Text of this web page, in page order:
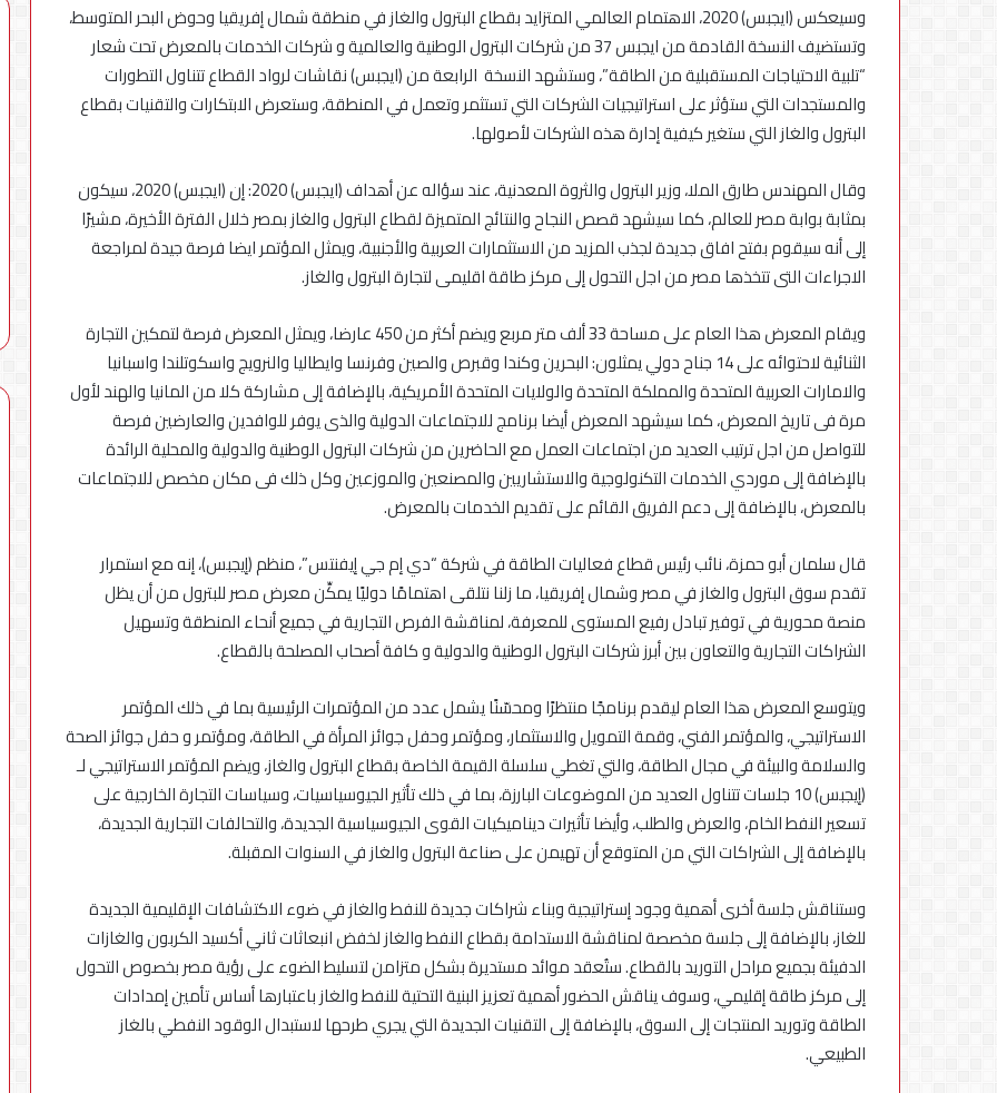
وسيعكس (ايجبس) 2020، الاهتمام العالمي المتزايد بقطاع البترول والغاز في منطقة شمال إفريقيا وحوض البحر المتوسط،
وتستضيف النسخة القادمة من ايجبس 37 من شركات البترول الوطنية والعالمية و شركات الخدمات بالمعرض تحت شعار
“تلبية الاحتياجات المستقبلية من الطاقة”، وستشهد النسخة الرابعة من (ايجبس) نقاشات لرواد القطاع تتناول التطورات
والمستجدات التي ستؤثر على استراتيجيات الشركات التي تستثمر وتعمل في المنطقة، وستعرض الابتكارات والتقنيات بقطاع
البترول والغاز التي ستغير كيفية إدارة هذه الشركات لأصولها.
وقال المهندس طارق الملا، وزير البترول والثروة المعدنية، عند سؤاله عن أهداف (ايجبس) 2020: إن (ايجبس) 2020، سيكون
بمثابة بوابة مصر للعالم، كما سيشهد قصص النجاح والنتائج المتميزة لقطاع البترول والغاز بمصر خلال الفترة الأخيرة، مشيرًا
إلى أنه سيقوم بفتح افاق جديدة لجذب المزيد من الاستثمارات العربية والأجنبية، ويمثل المؤتمر ايضا فرصة جيدة لمراجعة
الاجراءات التى تتخذها مصر من اجل التحول إلى مركز طاقة اقليمى لتجارة البترول والغاز.
ويقام المعرض هذا العام على مساحة 33 ألف متر مربع ويضم أكثر من 450 عارضا، ويمثل المعرض فرصة لتمكين التجارة
الثنائية لاحتوائه على 14 جناح دولي يمثلون: البحرين وكندا وقبرص والصين وفرنسا وايطاليا والنرويج واسكوتلندا واسبانيا
والامارات العربية المتحدة والمملكة المتحدة والولايات المتحدة الأمريكية، بالإضافة إلى مشاركة كلا من المانيا والهند لأول
مرة فى تاريخ المعرض، كما سيشهد المعرض أيضا برنامج للاجتماعات الدولية والذى يوفر للوافدين والعارضين فرصة
للتواصل من اجل ترتيب العديد من اجتماعات العمل مع الحاضرين من شركات البترول الوطنية والدولية والمحلية الرائدة
بالإضافة إلى موردي الخدمات التكنولوجية والاستشاريين والمصنعين والموزعين وكل ذلك فى مكان مخصص للاجتماعات
بالمعرض، بالإضافة إلى دعم الفريق القائم على تقديم الخدمات بالمعرض.
قال سلمان أبو حمزة، نائب رئيس قطاع فعاليات الطاقة في شركة “دي إم جي إيفنتس”، منظم (إيجبس)، إنه مع استمرار
تقدم سوق البترول والغاز في مصر وشمال إفريقيا، ما زلنا نتلقى اهتمامًا دوليًا يمكِّن معرض مصر للبترول من أن يظل
منصة محورية في توفير تبادل رفيع المستوى للمعرفة، لمناقشة الفرص التجارية في جميع أنحاء المنطقة وتسهيل
الشراكات التجارية والتعاون بين أبرز شركات البترول الوطنية والدولية و كافة أصحاب المصلحة بالقطاع.
ويتوسع المعرض هذا العام ليقدم برنامجًا منتظرًا ومحسّنًا يشمل عدد من المؤتمرات الرئيسية بما في ذلك المؤتمر
الاستراتيجي، والمؤتمر الفني، وقمة التمويل والاستثمار، ومؤتمر وحفل جوائز المرأة في الطاقة، ومؤتمر و حفل جوائز الصحة
والسلامة والبيئة في مجال الطاقة، والتي تغطي سلسلة القيمة الخاصة بقطاع البترول والغاز، ويضم المؤتمر الاستراتيجي لـ
(إيجبس) 10 جلسات تتناول العديد من الموضوعات البارزة، بما في ذلك تأثير الجيوسياسيات، وسياسات التجارة الخارجية على
تسعير النفط الخام، والعرض والطلب، وأيضا تأثيرات ديناميكيات القوى الجيوسياسية الجديدة، والتحالفات التجارية الجديدة،
بالإضافة إلى الشراكات التي من المتوقع أن تهيمن على صناعة البترول والغاز في السنوات المقبلة.
وستناقش جلسة أخرى أهمية وجود إستراتيجية وبناء شراكات جديدة للنفط والغاز في ضوء الاكتشافات الإقليمية الجديدة
للغاز، بالإضافة إلى جلسة مخصصة لمناقشة الاستدامة بقطاع النفط والغاز لخفض انبعاثات ثاني أكسيد الكربون والغازات
الدفيئة بجميع مراحل التوريد بالقطاع. ستُعقد موائد مستديرة بشكل متزامن لتسليط الضوء على رؤية مصر بخصوص التحول
إلى مركز طاقة إقليمي، وسوف يناقش الحضور أهمية تعزيز البنية التحتية للنفط والغاز باعتبارها أساس تأمين إمدادات
الطاقة وتوريد المنتجات إلى السوق، بالإضافة إلى التقنيات الجديدة التي يجري طرحها لاستبدال الوقود النفطي بالغاز
الطبيعي.
أكبر
بطارية
في
تاريخ
vivo
Y
تشعل
المنافسة
في
مع
إطلاق
vivo
Y500
5 أغسطس، 2026
أكبر بطارية في تاريخ سلسلة vivo Y
تشعل المنافسة في مصر مع إطلاق
vivo Y500
محطات
شحن
كيلوواط:
راية
للمباني
الذكية
وSungrow
تعززان
Electra
كأسرع
شبكة
لشحن
المركبات
الكهربائية
في
5 أغسطس، 2026
محطات شحن بقدرة 180 كيلوواط: راية
للمباني الذكية وSungrow تعززان
مكانة Electra كأسرع شبكة لشحن
المركبات الكهربائية في مصر